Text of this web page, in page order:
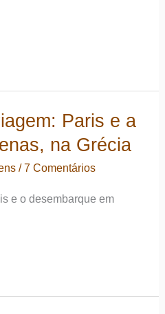
Paris e a
na Grécia
/7 Comentários
e o desembarque em